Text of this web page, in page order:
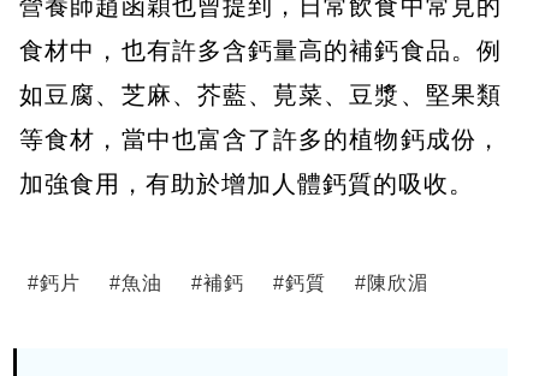
營養師趙函穎也曾提到，日常飲食中常見的
食材中，也有許多含鈣量高的補鈣食品。例
如豆腐、芝麻、芥藍、莧菜、豆漿、堅果類
等食材，當中也富含了許多的植物鈣成份，
加強食用，有助於增加人體鈣質的吸收。
#鈣片 #魚油 #補鈣 #鈣質 #陳欣湄